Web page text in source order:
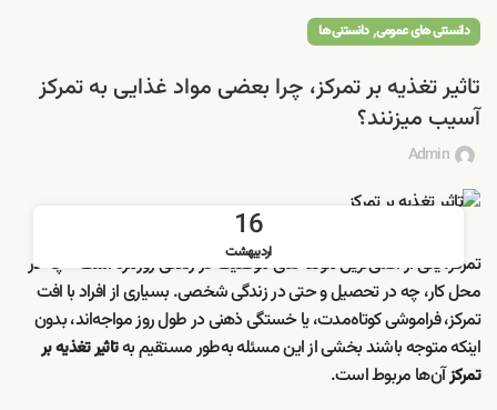
دانستنی های عمومی,دانستنی ها
تاثیر تغذیه بر تمرکز، چرا بعضی مواد غذایی به تمرکز
آسیب میزنند؟
Admin
16
اردیبهشت
تمرکز، یکی از اصلی‌ترین مؤلفه‌های موفقیت در زندگی روزمره است—چه در
محل کار، چه در تحصیل و حتی در زندگی شخصی. بسیاری از افراد با افت
تمرکز، فراموشی کوتاه‌مدت، یا خستگی ذهنی در طول روز مواجه‌اند، بدون
اینکه متوجه باشند بخشی از این مسئله به‌طور مستقیم بهتاثیر تغذیه بر
تمرکزآن‌ها مربوط است.